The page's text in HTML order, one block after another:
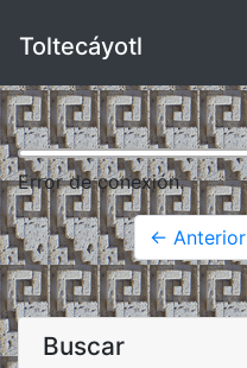
Toltecáyotl
Error de conexión.
← Anterior
Buscar